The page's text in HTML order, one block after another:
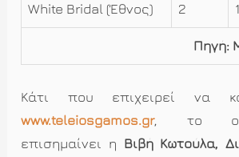
White Bridal (Έθνος) 2
Πηγή:
Κάτι που επιχειρεί να
www.teleiosgamos.gr, το
επισημαίνει η Βιβή Κωτούλα,